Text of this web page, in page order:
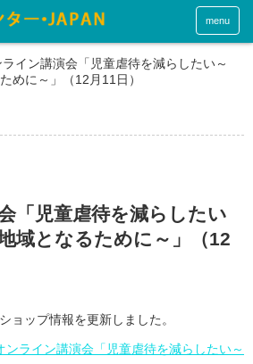
menu
ライン講演会「児童虐待を減らしたい～
めに～」（12月11日）
「児童虐待を減らしたい
域となるために～」（12
ョップ情報を更新しました。
ライン講演会「児童虐待を減らしたい～